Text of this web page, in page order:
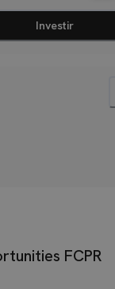
Investir
FCPR